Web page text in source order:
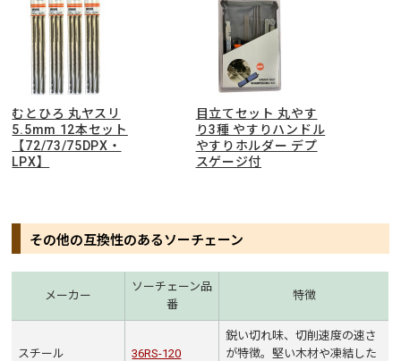
むとひろ 丸ヤスリ
5.5mm 12本セット
【72/73/75DPX・
LPX】
目立てセット 丸やす
り3種 やすりハンドル
やすりホルダー デプ
スゲージ付
その他の互換性のあるソーチェーン
メーカー
ソーチェーン品
番
特徴
スチール 36RS-120
鋭い切れ味、切削速度の速さ
が特徴。堅い木材や凍結した